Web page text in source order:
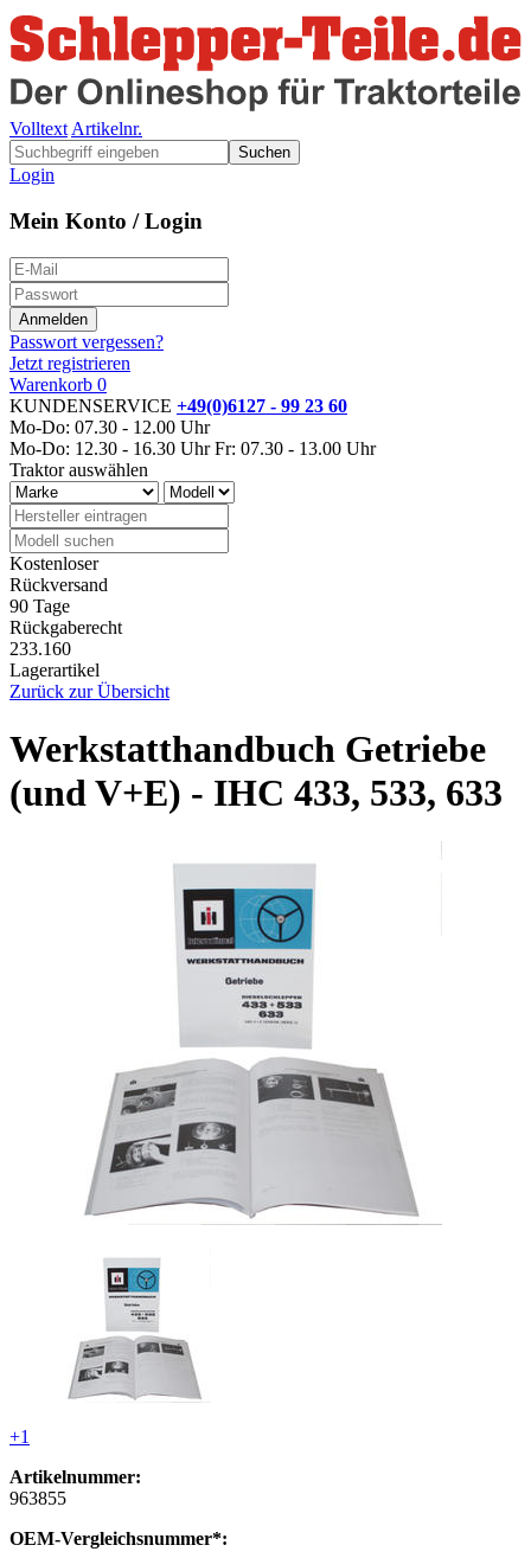
Volltext Artikelnr.
Suchen
Login
Mein Konto / Login
Passwort vergessen?
Jetzt registrieren
Warenkorb 0
KUNDENSERVICE +49(0)6127 - 99 23 60
Mo-Do: 07.30 - 12.00 Uhr
Mo-Do: 12.30 - 16.30 Uhr Fr: 07.30 - 13.00 Uhr
Traktor auswählen
Kostenloser
Rückversand
90 Tage
Rückgaberecht
233.160
Lagerartikel
Zurück zur Übersicht
Werkstatthandbuch Getriebe
(und V+E) - IHC 433, 533, 633
+1
Artikelnummer:
963855
OEM-Vergleichsnummer*: